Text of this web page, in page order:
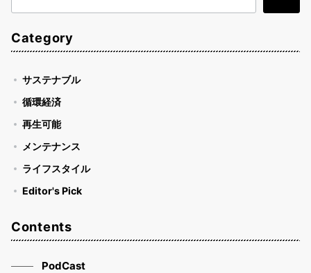
索
Category
サステナブル
循環経済
再生可能
メンテナンス
ライフスタイル
Editor's Pick
Contents
PodCast